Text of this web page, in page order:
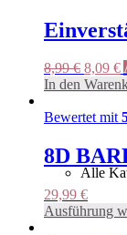
Alle
8,99€
Preis
8,99 €
8,09 €
In den
Bewertet mit
8D
29,99 €
Ausführung